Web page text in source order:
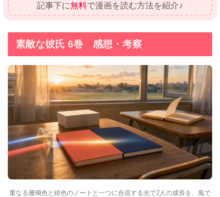
記事下に無料で漫画を読む方法を紹介♪
素敵な彼氏 6巻 感想・考察
重なる珊瑚色と紺色のノートと一つに合流する光で2人の成長を、風で